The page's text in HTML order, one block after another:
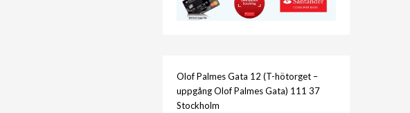
Olof Palmes Gata 12 (T-hötorget –
uppgång Olof Palmes Gata) 111 37
Stockholm